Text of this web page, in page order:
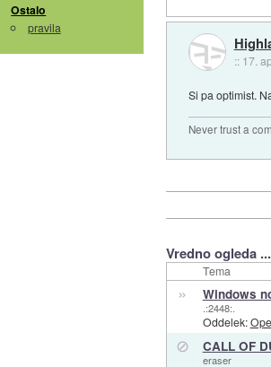
Ostalo
pravila
:: 17.
Si pa optimist.
Never trust a
Vredno ogleda ...
Tema
» Windows
.:2448:.
Oddelek:
⊘ CALL OF
eraser